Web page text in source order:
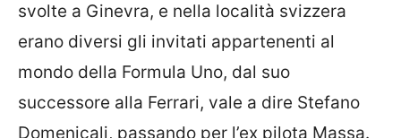
svolte a Ginevra, e nella località svizzera
erano diversi gli invitati appartenenti al
mondo della Formula Uno, dal suo
successore alla Ferrari, vale a dire Stefano
Domenicali, passando per l’ex pilota Massa.